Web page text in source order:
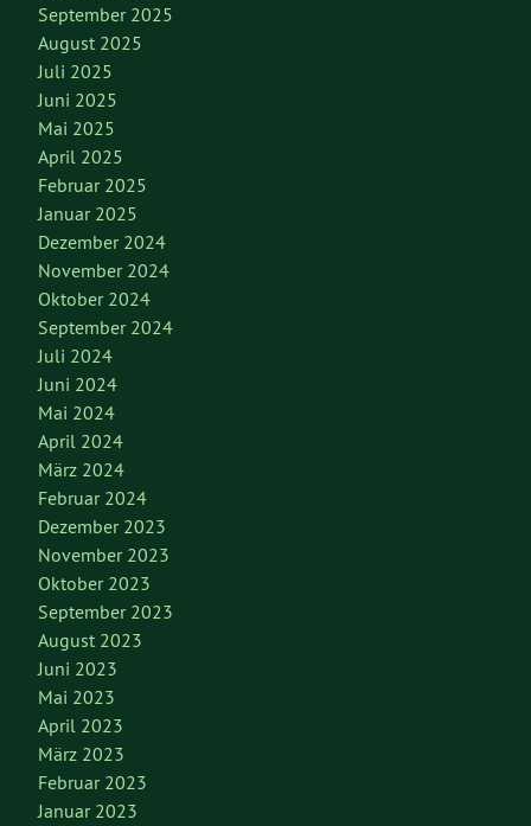
September 2025
August 2025
Juli 2025
Juni 2025
Mai 2025
April 2025
Februar 2025
Januar 2025
Dezember 2024
November 2024
Oktober 2024
September 2024
Juli 2024
Juni 2024
Mai 2024
April 2024
März 2024
Februar 2024
Dezember 2023
November 2023
Oktober 2023
September 2023
August 2023
Juni 2023
Mai 2023
April 2023
März 2023
Februar 2023
Januar 2023